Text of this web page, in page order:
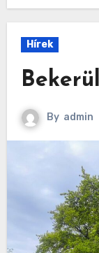
Hírek
By admin